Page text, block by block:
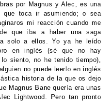
por Magnus y Alec, es una
que toca ir asumiendo; o sea
mi reacción cuando me
que iba a haber una saga
solo a ellos. Yo ya he leído
en inglés (sé que no hay
lo siento, no he tenido tiempo),
no puede leerlo en inglés
historia de la que os dejo
Magnus Bane quería era unas
Lightwood. Pero tan pronto